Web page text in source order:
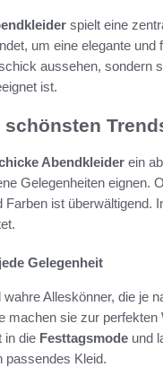
spielt eine
um eine elegante
aussehen, sondern
ist.
Abendkleider ein
Gelegenheiten eignen.
ist überwältigend.
Gelegenheit
wahre Alleskönner, die je
machen sie zur
in die Festtagsmode und
passendes Kleid.